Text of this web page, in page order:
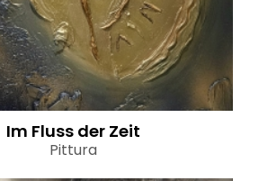
Im Fluss der Zeit
Pittura